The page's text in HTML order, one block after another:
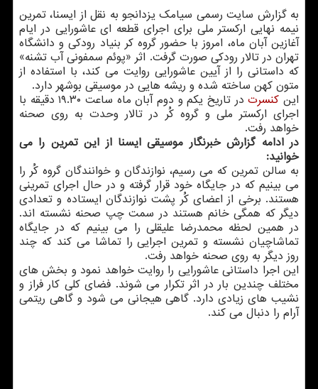
به گزارش سایت رسمی سیامك یزدانجو به نقل از ایسنا، تمرین
نیمه نهایی اركستر ملی برای اجرای قطعه ای عاشورایی در ایام
آغازین آبان ماه، امروز با حضور گروه كر بنیاد رودكی و دانشگاه
تهران در تالار رودكی صورت گرفت. اثر «پوئم سمفونی آب تشنه»
كه داستانی را از آیین عاشورایی روایت می كند، با استفاده از
متون كهن ساخته شده و ریشه هایی در موسیقی بوشهر دارد.
این كنسرت
در تاریخ یكم و دوم آبان ماه ساعت ۱۹.۳۰ دقیقه با
اجرای اركستر ملی و گروه كُر در تالار وحدت به روی صحنه
خواهد رفت.
در ادامه گزارش خبرنگار موسیقی ایسنا از این تمرین را می
خوانید:
به سالن تمرین كه می رسیم، نوازندگان و خوانندگان گروه كُر را
می بینیم كه در جایگاه خود قرار گرفته و در حال اجرای تمرینی
هستند. برخی از اعضای كُر پشت نوازندگان ایستاده و تعدادی
دیگر كه همگی خانم هستند در سمت چپ صحنه نشسته اند.
در همین لحظه محمدرضا علیقلی را می بینیم كه در جایگاه
تماشاچیان نشسته و تمرین اجرایی را تماشا می كند كه چند
روز دیگر به روی صحنه خواهد رفت.
این اجرا داستانی عاشورایی را روایت خواهد نمود و بخش های
مختلف چندین بار در اثر تكرار می شوند. فضای كلی كار فراز و
نشیب های زیادی دارد. گاهی هیجانی می شود و گاهی ریتمی
آرام را دنبال می كند.